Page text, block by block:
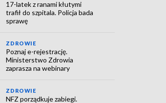
17-latek z ranami kłutymi
trafił do szpitala. Policja bada
sprawę
ZDROWIE
Poznaj e-rejestrację.
Ministerstwo Zdrowia
zaprasza na webinary
ZDROWIE
NFZ porządkuje zabiegi.